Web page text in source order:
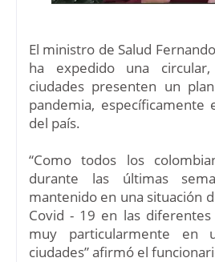
El ministro de Salud
ha expedido una
ciudades presenten un
pandemia,
del país.
“Como todos los
durante las últimas
mantenido en una situación
Covid - 19 en las diferentes
muy particularmente
ciudades” afirmó el